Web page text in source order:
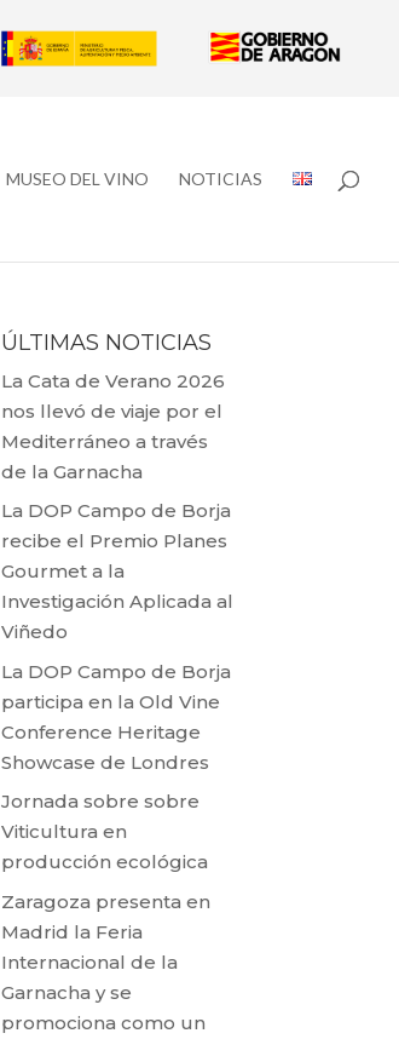
MUSEO DEL VINO NOTICIAS
ÚLTIMAS NOTICIAS
La Cata de Verano 2026
nos llevó de viaje por el
Mediterráneo a través
de la Garnacha
La DOP Campo de Borja
recibe el Premio Planes
Gourmet a la
Investigación Aplicada al
Viñedo
La DOP Campo de Borja
participa en la Old Vine
Conference Heritage
Showcase de Londres
Jornada sobre sobre
Viticultura en
producción ecológica
Zaragoza presenta en
Madrid la Feria
Internacional de la
Garnacha y se
promociona como un